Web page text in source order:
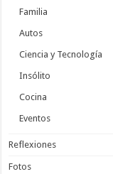
Familia
Autos
Ciencia y Tecnología
Insólito
Cocina
Eventos
Reflexiones
Fotos